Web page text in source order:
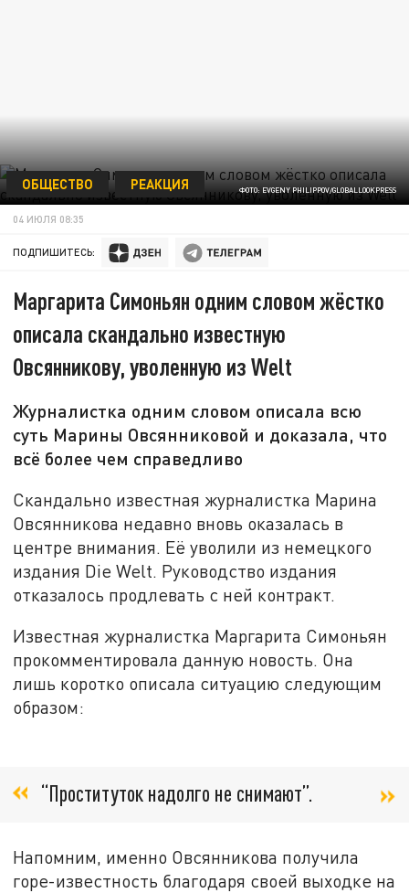
ФОТО: EVGENY PHILIPPOV/GLOBALLOOKPRESS
ОБЩЕСТВО РЕАКЦИЯ
04 ИЮЛЯ 08:35
ПОДПИШИТЕСЬ:
Маргарита Симоньян одним словом жёстко
описала скандально известную
Овсянникову, уволенную из Welt
Журналистка одним словом описала всю
суть Марины Овсянниковой и доказала, что
всё более чем справедливо
Скандально известная журналистка Марина
Овсянникова недавно вновь оказалась в
центре внимания. Её уволили из немецкого
издания Die Welt. Руководство издания
отказалось продлевать с ней контракт.
Известная журналистка Маргарита Симоньян
прокомментировала данную новость. Она
лишь коротко описала ситуацию следующим
образом:
“Проституток надолго не снимают”.
Напомним, именно Овсянникова получила
горе-известность благодаря своей выходке на